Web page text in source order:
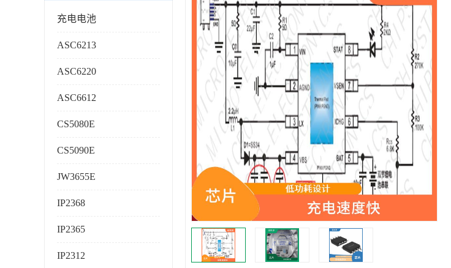
充电电池
ASC6213
ASC6220
ASC6612
CS5080E
CS5090E
JW3655E
IP2368
IP2365
IP2312